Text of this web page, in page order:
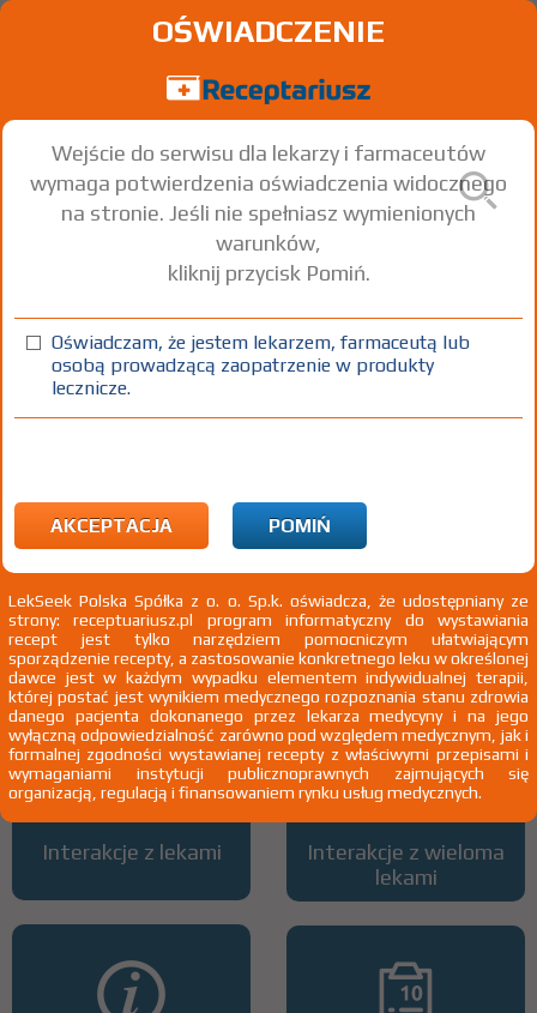
® Ag
Emplastri antimicrobiotica
opatrunek hydrofiber ze
srebrem
10x10
1
Wszystkie dawki leku
Interakcje z lekami
ATC
Interakcje z wieloma
lekami
OŚWIADCZENIE
Wejście do serwisu dla lekarzy i farmaceutów
wymaga potwierdzenia oświadczenia widocznego
na stronie. Jeśli nie spełniasz wymienionych
warunków,
kliknij przycisk Pomiń.
Oświadczam, że jestem lekarzem, farmaceutą lub
osobą prowadzącą zaopatrzenie w produkty
lecznicze.
AKCEPTACJA POMIŃ
LekSeek Polska Spółka z o. o. Sp.k. oświadcza, że udostępniany ze
strony: receptuariusz.pl program informatyczny do wystawiania
recept jest tylko narzędziem pomocniczym ułatwiającym
sporządzenie recepty, a zastosowanie konkretnego leku w określonej
dawce jest w każdym wypadku elementem indywidualnej terapii,
której postać jest wynikiem medycznego rozpoznania stanu zdrowia
danego pacjenta dokonanego przez lekarza medycyny i na jego
wyłączną odpowiedzialność zarówno pod względem medycznym, jak i
formalnej zgodności wystawianej recepty z właściwymi przepisami i
wymaganiami instytucji publicznoprawnych zajmujących się
organizacją, regulacją i finansowaniem rynku usług medycznych.